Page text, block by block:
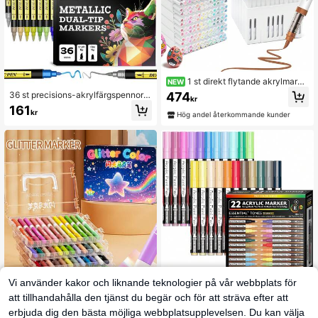
36 st precisions-akrylfärgspennor
med dubbelspets, fin spets, lämplig
a för tyg, sten, glas, trä och målarbö
161kr
NEW 1 st direkt flytande akrylmarke
r med mjuk spets, 288 färger, tvättb
ar, för studenter, ogenomskinlig med
hög täckning, stor kapacitet, premiu
m tygpåse, barnteckningspenna, va
ttenfärgsmarkör, födelsedags- och
or
474kr
Hög andel återkommande kunder
176 färger/22 st per ask/8-färgs set
professionell färgserie lämplig för fi
nmålning, skissande, skrivande och
152kr
Vi använder kakor och liknande teknologier på vår webbplats för
att tillhandahålla den tjänst du begär och för att sträva efter att
erbjuda dig den bästa möjliga webbplatsupplevelsen. Du kan välja